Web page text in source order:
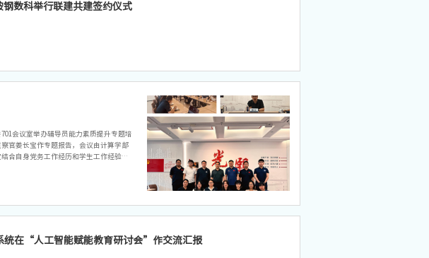
数科举行联建共建签约仪式
会议室举办辅导员能力素质提升专题培
官姜长宝作专题报告，会议由计算学部
合自身党务工作经历和学生工作经验，
员工作在“十五五”时期的时代担当。
统在“人工智能赋能教育研讨会”作交流汇报